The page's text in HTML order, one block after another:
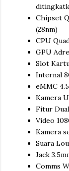
Chipset
(28nm)
CPU
GPU
Slot
Internal
eMMC 4.5
Kamera
Fitur
Video
Kamera
Suara
Jack
Comms